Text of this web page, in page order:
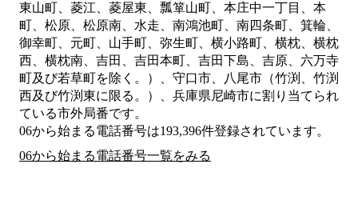
東山町、菱江、菱屋東、瓢箪山町、本庄中一丁目、本
町、松原、松原南、水走、南鴻池町、南四条町、箕輪、
御幸町、元町、山手町、弥生町、横小路町、横枕、横枕
西、横枕南、吉田、吉田本町、吉田下島、吉原、六万寺
町及び若草町を除く。）、守口市、八尾市（竹渕、竹渕
西及び竹渕東に限る。）、兵庫県尼崎市に割り当てられ
ている市外局番です。
06から始まる電話番号は193,396件登録されています。
06から始まる電話番号一覧をみる